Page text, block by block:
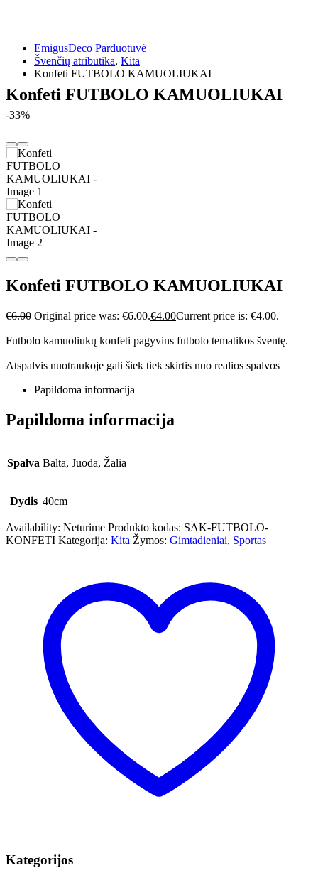
EmigusDeco Parduotuvė
Švenčių atributika, Kita
Konfeti FUTBOLO KAMUOLIUKAI
Konfeti FUTBOLO KAMUOLIUKAI
-33%
Konfeti FUTBOLO KAMUOLIUKAI
€6.00 Original price was: €6.00.€4.00Current price is: €4.00.
Futbolo kamuoliukų konfeti pagyvins futbolo tematikos šventę.
Atspalvis nuotraukoje gali šiek tiek skirtis nuo realios spalvos
Papildoma informacija
Papildoma informacija
Spalva Balta, Juoda, Žalia
Dydis 40cm
Availability: Neturime Produkto kodas: SAK-FUTBOLO-
KONFETI Kategorija: Kita Žymos: Gimtadieniai, Sportas
Kategorijos